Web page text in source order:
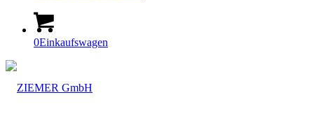
0Einkaufswagen